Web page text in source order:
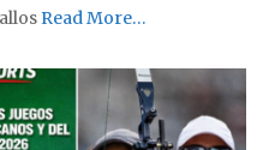
Read More…